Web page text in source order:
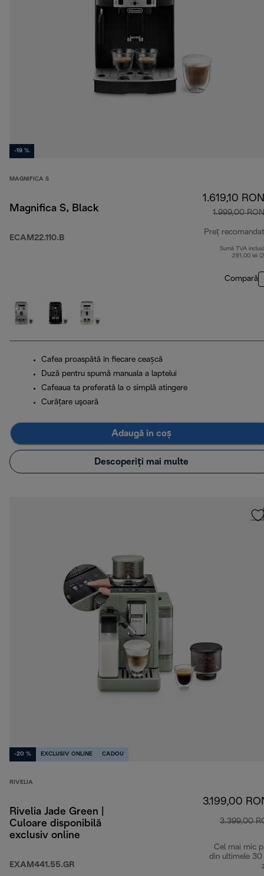
-19 %
MAGNIFICA S
Magnifica S, Black
ECAM22.110.B
1.619,10 RON
1.999,00 RON
Preț recomandat
Sumă TVA
281,00 lei
Compară
Cafea proaspătă în fiecare ceașcă
Duză pentru spumă manuala a laptelui
Cafeaua ta preferată la o simplă atingere
Curăţare uşoară
Adaugă în coș
Descoperiți mai multe
-20 % EXCLUSIV ONLINE CADOU
RIVELIA
Rivelia Jade Green |
Culoare disponibilă
exclusiv online
EXAM441.55.GR
3.199,00
3.399,00
Cel mai mic
din ultimele 30